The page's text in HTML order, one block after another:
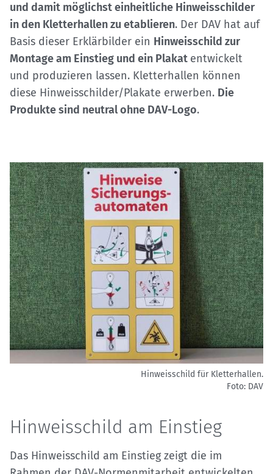
und damit möglichst einheitliche Hinweisschilder
in den Kletterhallen zu etablieren. Der DAV hat auf
Basis dieser Erklärbilder ein Hinweisschild zur
Montage am Einstieg und ein Plakat entwickelt
und produzieren lassen. Kletterhallen können
diese Hinweisschilder/Plakate erwerben. Die
Produkte sind neutral ohne DAV-Logo.
Hinweisschild für Kletterhallen.
Foto: DAV
Hinweisschild am Einstieg
Das Hinweisschild am Einstieg zeigt die im